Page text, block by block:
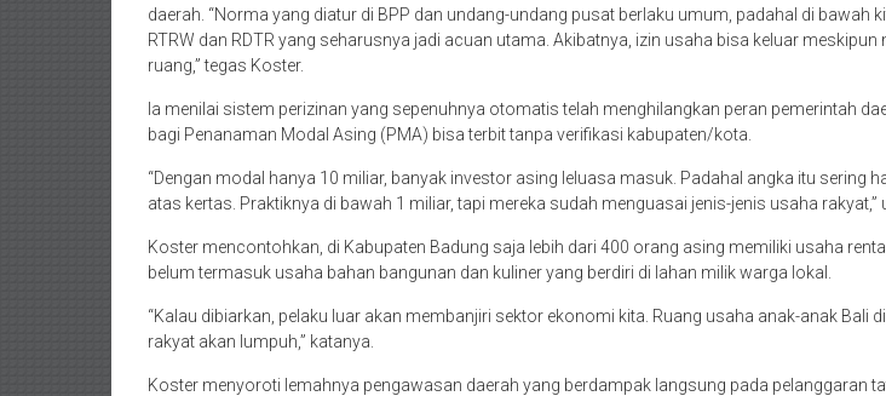
daerah. “Norma yang diatur di BPP dan undang-undang pusat berlaku umum, padahal di bawah
RTRW dan RDTR yang seharusnya jadi acuan utama. Akibatnya, izin usaha bisa keluar meskipun
ruang,” tegas Koster.
Ia menilai sistem perizinan yang sepenuhnya otomatis telah menghilangkan peran pemerintah
bagi Penanaman Modal Asing (PMA) bisa terbit tanpa verifikasi kabupaten/kota.
“Dengan modal hanya 10 miliar, banyak investor asing leluasa masuk. Padahal angka itu sering
atas kertas. Praktiknya di bawah 1 miliar, tapi mereka sudah menguasai jenis-jenis usaha rakyat,”
Koster mencontohkan, di Kabupaten Badung saja lebih dari 400 orang asing memiliki usaha
belum termasuk usaha bahan bangunan dan kuliner yang berdiri di lahan milik warga lokal.
“Kalau dibiarkan, pelaku luar akan membanjiri sektor ekonomi kita. Ruang usaha anak-anak Bali
rakyat akan lumpuh,” katanya.
Koster menyoroti lemahnya pengawasan daerah yang berdampak langsung pada pelanggaran